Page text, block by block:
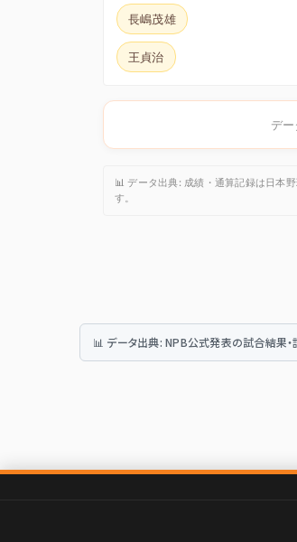
長嶋茂雄
王貞治
デ
📊 データ出典: 成績・通算記録は日本
す。
📊 データ出典: NPB公式発表の試合結果